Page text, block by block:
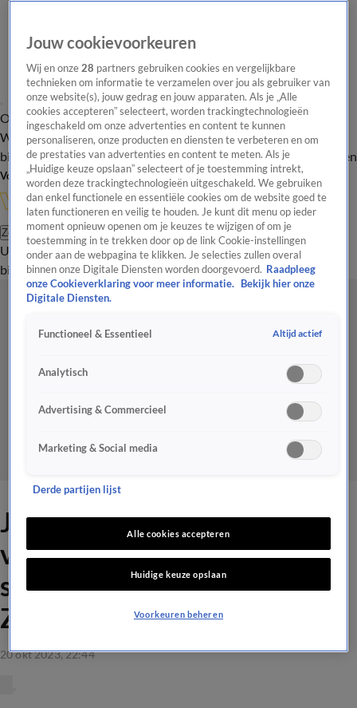
Overzicht Onze programma's Uitzendingen Onze gezichten
In de
WandelgangenInterviewsUitzending
bijwonenPodcastShopVeelgestelde vragenKijkersvraag insturen
Volg Vandaag Inside
Zoeken
UitzendingenVandaag InsideDe OranjezomerShopUitzending
bijwonen
Johan en René in de bres
voor Almere City-
sportpsycholoog Annemieke
Zijerveld
20 okt 2023, 22:44
Jouw cookievoorkeuren
Wij en onze28 partners gebruiken cookies en vergelijkbare
technieken om informatie te verzamelen over jou als gebruiker van
onze website(s), jouw gedrag en jouw apparaten. Als je „Alle
cookies accepteren” selecteert, worden trackingtechnologieën
ingeschakeld om onze advertenties en content te kunnen
personaliseren, onze producten en diensten te verbeteren en om
de prestaties van advertenties en content te meten. Als je
„Huidige keuze opslaan” selecteert of je toestemming intrekt,
worden deze trackingtechnologieën uitgeschakeld. We gebruiken
dan enkel functionele en essentiële cookies om de website goed te
laten functioneren en veilig te houden. Je kunt dit menu op ieder
moment opnieuw openen om je keuzes te wijzigen of om je
toestemming in te trekken door op de link Cookie-instellingen
onder aan de webpagina te klikken. Je selecties zullen overal
binnen onze Digitale Diensten worden doorgevoerd. Raadpleeg
onze Cookieverklaring voor meer informatie.
Bekijk hier onze
Digitale Diensten.
Functioneel & Essentieel Altijd actief
Analytisch
Advertising & Commercieel
Marketing & Social media
Derde partijen lijst
Alle cookies accepteren
Huidige keuze opslaan
Voorkeuren beheren